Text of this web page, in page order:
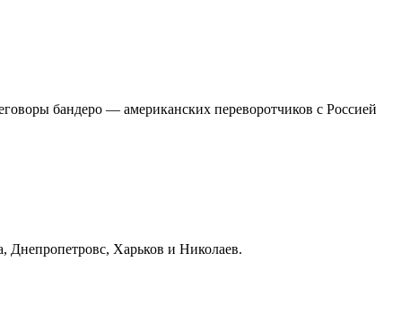
бандеро — американских переворотчиков с Россией
Харьков и Николаев.